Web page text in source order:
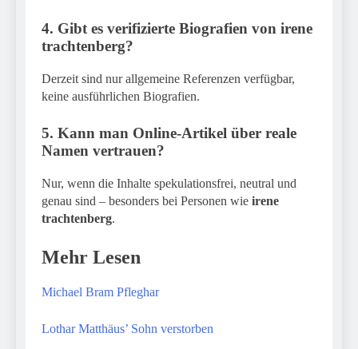
4. Gibt es verifizierte Biografien von irene
trachtenberg?
Derzeit sind nur allgemeine Referenzen verfügbar,
keine ausführlichen Biografien.
5. Kann man Online-Artikel über reale
Namen vertrauen?
Nur, wenn die Inhalte spekulationsfrei, neutral und
genau sind – besonders bei Personen wie irene
trachtenberg.
Mehr Lesen
Michael Bram Pfleghar
Lothar Matthäus’ Sohn verstorben